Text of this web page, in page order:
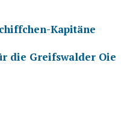
Kapitäne
die Greifswalder Oie